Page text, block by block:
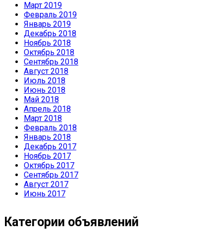
Март 2019
Февраль 2019
Январь 2019
Декабрь 2018
Ноябрь 2018
Октябрь 2018
Сентябрь 2018
Август 2018
Июль 2018
Июнь 2018
Май 2018
Апрель 2018
Март 2018
Февраль 2018
Январь 2018
Декабрь 2017
Ноябрь 2017
Октябрь 2017
Сентябрь 2017
Август 2017
Июнь 2017
Категории объявлений